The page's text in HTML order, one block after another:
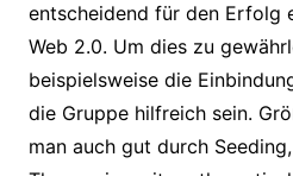
entscheidend für den Erfolg
Web 2.0. Um dies zu
beispielsweise die
die Gruppe hilfreich sein.
man auch gut durch